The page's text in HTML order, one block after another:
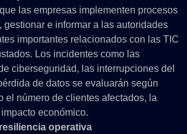
las empresas implementen procesos
gestionar e informar a las autoridades
importantes relacionados con las TIC
Los incidentes como las
ciberseguridad, las interrupciones del
de datos se evaluarán según
el número de clientes afectados, la
económico.
operativa